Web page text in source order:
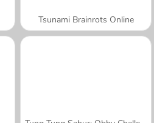
Tsunami Brainrots Online